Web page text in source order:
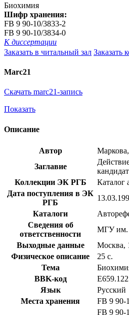
Биохимия
Шифр хранения:
FB 9 90-10/3833-2
FB 9 90-10/3834-0
К диссертации
Заказать в читальный зал Заказать
Marc21
Скачать marc21-запись
Показать
Описание
Автор
Заглавие
Коллекции ЭК РГБ
Каталог
Дата поступления в ЭК
РГБ
Каталоги
Сведения об
ответственности
МГУ им.
Выходные данные
Москва,
Физическое описание
25 с.
Тема
BBK-код
Язык
Русский
Места хранения
FB 9 90-
FB 9 90-